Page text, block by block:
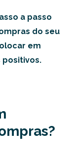
a passo
do seu
em
positivos.